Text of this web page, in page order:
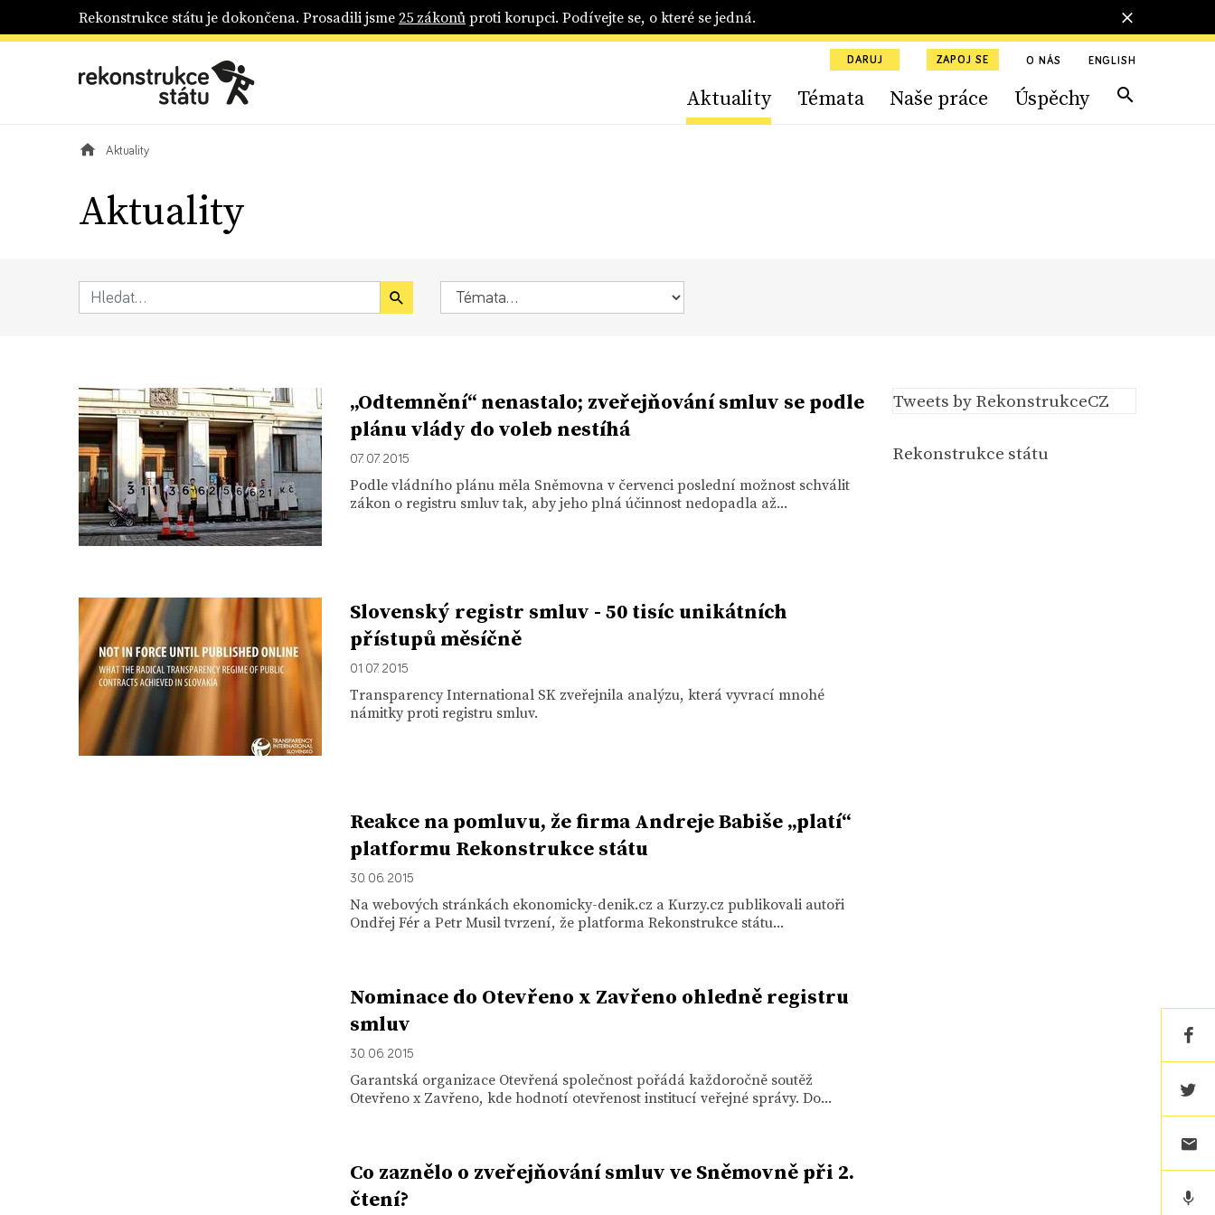
Rekonstrukce státu je dokončena. Prosadili jsme25 zákonůproti korupci. Podívejte se, o které se jedná.
DARUJ ZAPOJ SE O NÁS ENGLISH
Aktuality Témata Naše práce Úspěchy
Aktuality
Aktuality
„Odtemnění“ nenastalo; zveřejňování smluv se podle
plánu vlády do voleb nestíhá
07. 07. 2015
Podle vládního plánu měla Sněmovna v červenci poslední možnost schválit
zákon o registru smluv tak, aby jeho plná účinnost nedopadla až...
Slovenský registr smluv - 50 tisíc unikátních
přístupů měsíčně
01. 07. 2015
Transparency International SK zveřejnila analýzu, která vyvrací mnohé
námitky proti registru smluv.
Reakce na pomluvu, že firma Andreje Babiše „platí“
platformu Rekonstrukce státu
30. 06. 2015
Na webových stránkách ekonomicky-denik.cz a Kurzy.cz publikovali autoři
Ondřej Fér a Petr Musil tvrzení, že platforma Rekonstrukce státu...
Nominace do Otevřeno x Zavřeno ohledně registru
smluv
30. 06. 2015
Garantská organizace Otevřená společnost pořádá každoročně soutěž
Otevřeno x Zavřeno, kde hodnotí otevřenost institucí veřejné správy. Do...
Co zaznělo o zveřejňování smluv ve Sněmovně při 2.
čtení?
Tweets by RekonstrukceCZ
Rekonstrukce státu